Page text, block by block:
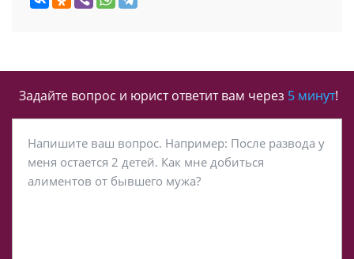
Задайте вопрос и юрист ответит вам через 5 минут!